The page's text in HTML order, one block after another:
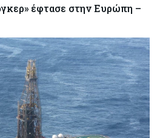
έφτασε στην Ευρώπη –